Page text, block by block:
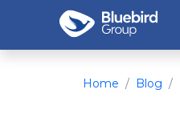
Home Blog